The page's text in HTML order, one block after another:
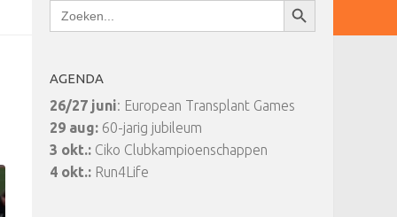
Zoek
naar:
AGENDA
26/27 juni: European Transplant Games
29 aug: 60-jarig jubileum
3 okt.: Ciko Clubkampioenschappen
4 okt.: Run4Life